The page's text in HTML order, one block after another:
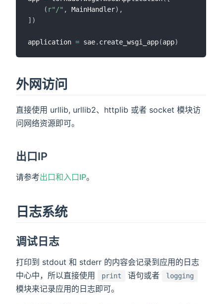
( r"/" , MainHandler) ,
] )
application = sae. create_wsgi_app(app)
外网访问
直接使用 urllib, urllib2、httplib 或者 socket 模块访
问网络资源即可。
出口IP
请参考出口和入口IP。
日志系统
调试日志
打印到 stdout 和 stderr 的内容会记录到应用的日志
中心中，所以直接使用
print 语句或者 logging
模块来记录应用的日志即可。